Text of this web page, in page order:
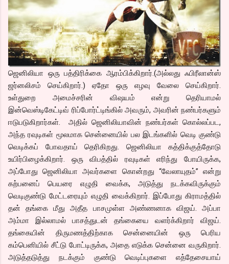
ஜெனிலியா ஒரு பத்திரிக்கை ஆரம்பிக்கிறார்.(அல்லது ஃபிரீலான்ஸ்
ஜர்னலிசம் செய்கிறார்.) ஏதோ ஒரு எழவு வேலை செய்கிறார்.
உள்துறை அமைச்சரின் விஷயம் என்று தெரியாமல்
இன்வெஸ்டிகேட்டிவ் ரிப்போர்ட்டிங்கில் அவரும், அவரின் நண்பர்களும்
ஈடுபடுகிறார்கள். அதில் ஜெனிலியாவின் நண்பர்கள் கொல்லப்பட,
அந்த ரவுடிகள் மூலமாக சென்னையில் பல இடங்களில் வெடி குண்டு
வெடிக்கப் போவதாய் தெரிகிறது. ஜெனிலியா கத்திக்குத்தோடு
உயிர்பிழைக்கிறார். ஒரு விபத்தில் ரவுடிகள் எரிந்து போயிருக்க,
அப்போது ஜெனிலியா அவர்களை கொன்றது “வேலாயுதம்” என்று
கற்பனைப் பெயரை எழுதி வைக்க, அடுத்து நடக்கவிருக்கும்
வெடிகுண்டு மேட்டரையும் எழுதி வைக்கிறார். இப்போது கிராமத்தில்
தன் தங்கை மீது அதீத பாசமுள்ள அண்ணனாக விஜய். அப்பா
அம்மா இல்லாமல் பாசத்துடன் தங்கையை வளர்க்கிறார் விஜய்.
தங்கையின் திருமணத்திற்காக சென்னையின் ஒரு பெரிய
கம்பெனியில் சீட்டு போட்டிருக்க, அதை எடுக்க சென்னை வருகிறார்.
அடுத்தடுத்து நடக்கும் குண்டு வெடிப்புகளை எத்தேசையாய்